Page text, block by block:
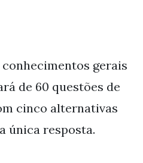
gerais
de 60 questões de
cinco alternativas
única resposta.